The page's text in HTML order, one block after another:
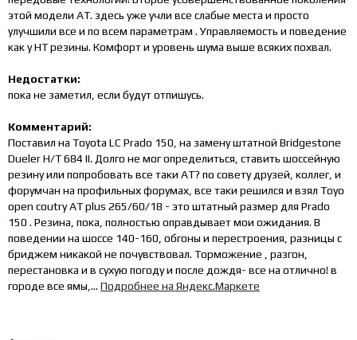
этой модели АТ. здесь уже учли все слабые места и просто
улучшили все и по всем параметрам . Управляемость и поведение
как у НТ резины. Комфорт и уровень шума выше всяких похвал.
Недостатки:
пока не заметил, если будут отпишусь.
Комментарий:
Поставил на Toyota LC Prado 150, на замену штатной Bridgestone
Dueler H/T 684 II. Долго не мог определиться, ставить шоссейную
резину или попробовать все таки АТ? по совету друзей, коллег, и
форумчан на профильных форумах, все таки решился и взял Toyo
open coutry AT plus 265/60/18 - это штатный размер для Prado
150 . Резина, пока, полностью оправдывает мои ожидания. В
поведении на шоссе 140-160, обгоны и перестроения, разницы с
бриджем никакой не почувствовал. Торможение , разгон,
перестановка и в сухую погоду и после дождя- все на отлично! в
городе все ямы,... Подробнее на Яндекс.Маркете